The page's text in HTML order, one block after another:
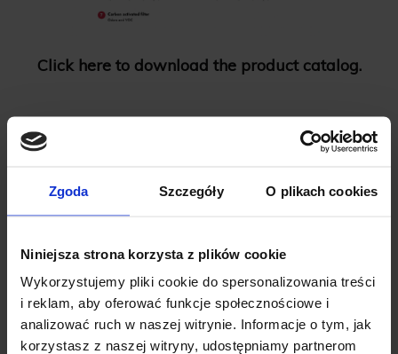
Zgoda Szczegóły O plikach cookies
Niniejsza strona korzysta z plików cookie
Wykorzystujemy pliki cookie do spersonalizowania treści
i reklam, aby oferować funkcje społecznościowe i
analizować ruch w naszej witrynie. Informacje o tym, jak
korzystasz z naszej witryny, udostępniamy partnerom
Click here to download the product catalog.
There is no reviews for this product.
Be the firstadd your review!